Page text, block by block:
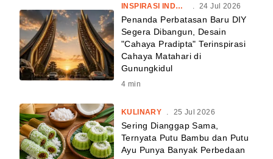
INSPIRASI INDONESIA 24 Jul 2026
Penanda Perbatasan Baru DIY
Segera Dibangun, Desain
"Cahaya Pradipta" Terinspirasi
Cahaya Matahari di
Gunungkidul
4 min
KULINARY . 25 Jul 2026
Sering Dianggap Sama,
Ternyata Putu Bambu dan Putu
Ayu Punya Banyak Perbedaan